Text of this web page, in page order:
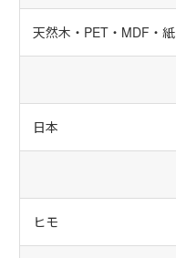
天然木・PET・MDF・紙
日本
ヒモ